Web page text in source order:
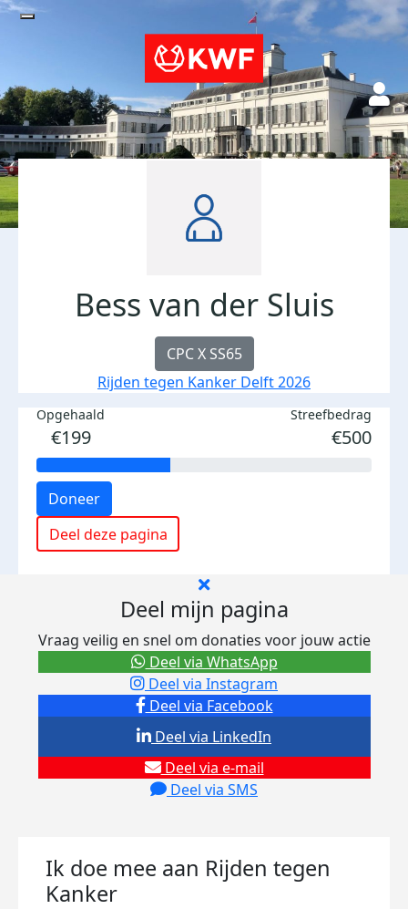
Bess van der Sluis
CPC X SS65
Rijden tegen Kanker Delft 2026
Opgehaald
€199
Streefbedrag
€500
Doneer
Deel deze pagina
Deel mijn pagina
Vraag veilig en snel om donaties voor jouw actie
Deel via Facebook
Deel via Instagram
Deel via e-mail
Deel via SMS
Deel via LinkedIn
Deel via WhatsApp
Ik doe mee aan Rijden tegen
Kanker